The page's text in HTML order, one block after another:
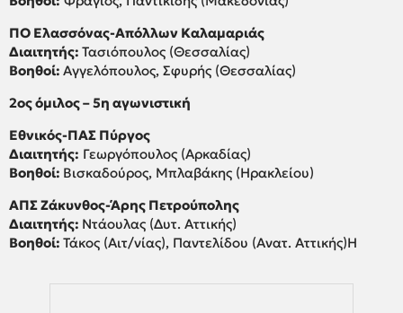
ΠΟ Ελασσόνας-Απόλλων Καλαμαριάς
Διαιτητής: Τασιόπουλος (Θεσσαλίας)
Βοηθοί: Αγγελόπουλος, Σφυρής (Θεσσαλίας)
2ος όμιλος – 5η αγωνιστική
Εθνικός-ΠΑΣ Πύργος
Διαιτητής: Γεωργόπουλος (Αρκαδίας)
Βοηθοί: Βισκαδούρος, Μπλαβάκης (Ηρακλείου)
ΑΠΣ Ζάκυνθος-Άρης Πετρούπολης
Διαιτητής: Ντάουλας (Δυτ. Αττικής)
Βοηθοί: Τάκος (Αιτ/νίας), Παντελίδου (Ανατ. Αττικής)Η